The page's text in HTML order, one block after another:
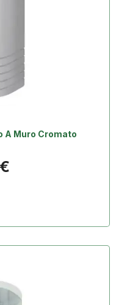
A Muro Cromato